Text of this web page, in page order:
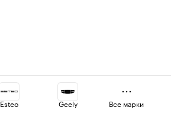
Esteo Geely Все марки